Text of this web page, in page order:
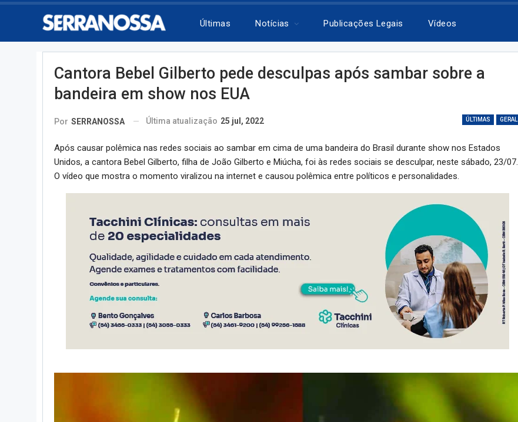
Últimas Notícias Publicações Legais Vídeos
Cantora Bebel Gilberto pede desculpas após sambar sobre a
bandeira em show nos EUA
ÚLTIMAS GERAL
Por SERRANOSSA Última atualização 25 jul, 2022
Após causar polêmica nas redes sociais ao sambar em cima de uma bandeira do Brasil durante show nos Estados
Unidos, a cantora Bebel Gilberto, filha de João Gilberto e Miúcha, foi às redes sociais se desculpar, neste sábado, 23/07.
O vídeo que mostra o momento viralizou na internet e causou polêmica entre políticos e personalidades.